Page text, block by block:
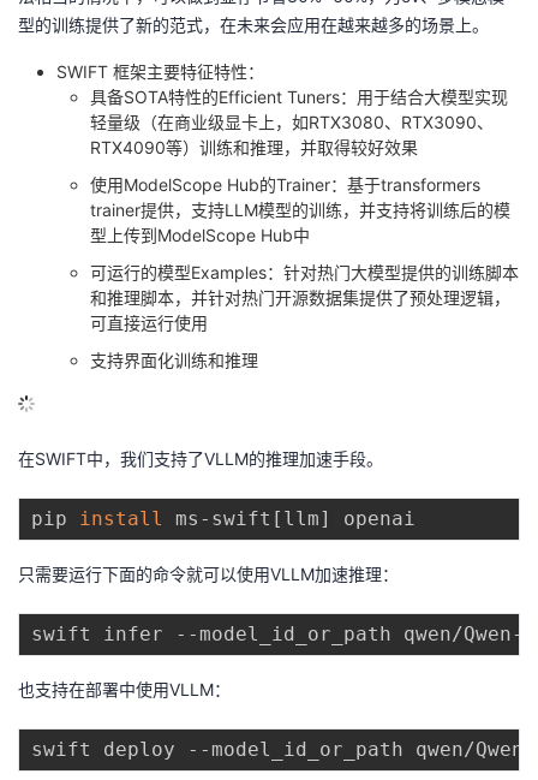
型的训练提供了新的范式，在未来会应用在越来越多的场景上。
SWIFT 框架主要特征特性：
具备SOTA特性的Efficient Tuners：用于结合大模型实现
轻量级（在商业级显卡上，如RTX3080、RTX3090、
RTX4090等）训练和推理，并取得较好效果
使用ModelScope Hub的Trainer：基于transformers
trainer提供，支持LLM模型的训练，并支持将训练后的模
型上传到ModelScope Hub中
可运行的模型Examples：针对热门大模型提供的训练脚本
和推理脚本，并针对热门开源数据集提供了预处理逻辑，
可直接运行使用
支持界面化训练和推理
在SWIFT中，我们支持了VLLM的推理加速手段。
pip install ms-swift [ llm]
只需要运行下面的命令就可以使用VLLM加速推理：
swift infer --model_id_or_path qwen/Qwen-
也支持在部署中使用VLLM：
swift deploy --model_id_or_path qwen/